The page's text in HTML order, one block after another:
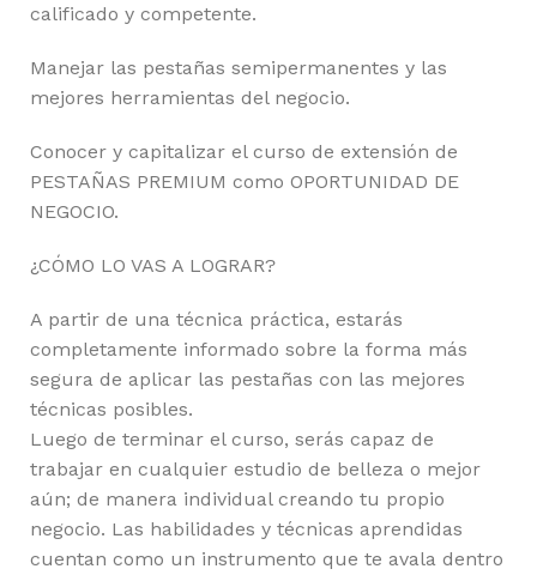
calificado y competente.
Manejar las pestañas semipermanentes y las
mejores herramientas del negocio.
Conocer y capitalizar el curso de extensión de
PESTAÑAS PREMIUM como OPORTUNIDAD DE
NEGOCIO.
¿CÓMO LO VAS A LOGRAR?
A partir de una técnica práctica, estarás
completamente informado sobre la forma más
segura de aplicar las pestañas con las mejores
técnicas posibles.
Luego de terminar el curso, serás capaz de
trabajar en cualquier estudio de belleza o mejor
aún; de manera individual creando tu propio
negocio. Las habilidades y técnicas aprendidas
cuentan como un instrumento que te avala dentro